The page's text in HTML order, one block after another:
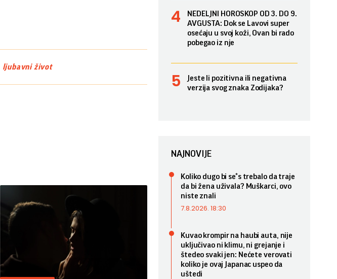
ljubavni život
NEDELJNI HOROSKOP OD 3. DO 9.
AVGUSTA: Dok se Lavovi super
osećaju u svoj koži, Ovan bi rado
pobegao iz nje
Jeste li pozitivna ili negativna
verzija svog znaka Zodijaka?
NAJNOVIJE
Koliko dugo bi se*s trebalo da traje
da bi žena uživala? Muškarci, ovo
niste znali
7.8.2026. 18:30
Kuvao krompir na haubi auta, nije
uključivao ni klimu, ni grejanje i
štedeo svaki jen: Nećete verovati
koliko je ovaj Japanac uspeo da
uštedi